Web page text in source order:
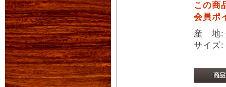
この商
会員ポ
産 地:
サイズ